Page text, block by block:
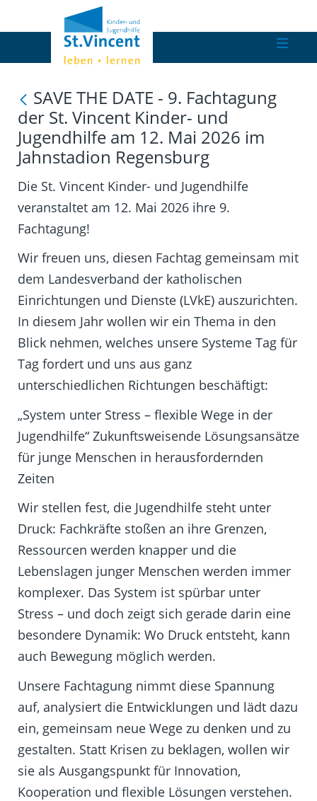
SAVE THE DATE - 9. Fachtagung
der St. Vincent Kinder- und
Jugendhilfe am 12. Mai 2026 im
Jahnstadion Regensburg
Die St. Vincent Kinder- und Jugendhilfe
veranstaltet am 12. Mai 2026 ihre 9.
Fachtagung!
Wir freuen uns, diesen Fachtag gemeinsam mit
dem Landesverband der katholischen
Einrichtungen und Dienste (LVkE) auszurichten.
In diesem Jahr wollen wir ein Thema in den
Blick nehmen, welches unsere Systeme Tag für
Tag fordert und uns aus ganz
unterschiedlichen Richtungen beschäftigt:
„System unter Stress – flexible Wege in der
Jugendhilfe“ Zukunftsweisende Lösungsansätze
für junge Menschen in herausfordernden
Zeiten
Wir stellen fest, die Jugendhilfe steht unter
Druck: Fachkräfte stoßen an ihre Grenzen,
Ressourcen werden knapper und die
Lebenslagen junger Menschen werden immer
komplexer. Das System ist spürbar unter
Stress – und doch zeigt sich gerade darin eine
besondere Dynamik: Wo Druck entsteht, kann
auch Bewegung möglich werden.
Unsere Fachtagung nimmt diese Spannung
auf, analysiert die Entwicklungen und lädt dazu
ein, gemeinsam neue Wege zu denken und zu
gestalten. Statt Krisen zu beklagen, wollen wir
sie als Ausgangspunkt für Innovation,
Kooperation und flexible Lösungen verstehen.